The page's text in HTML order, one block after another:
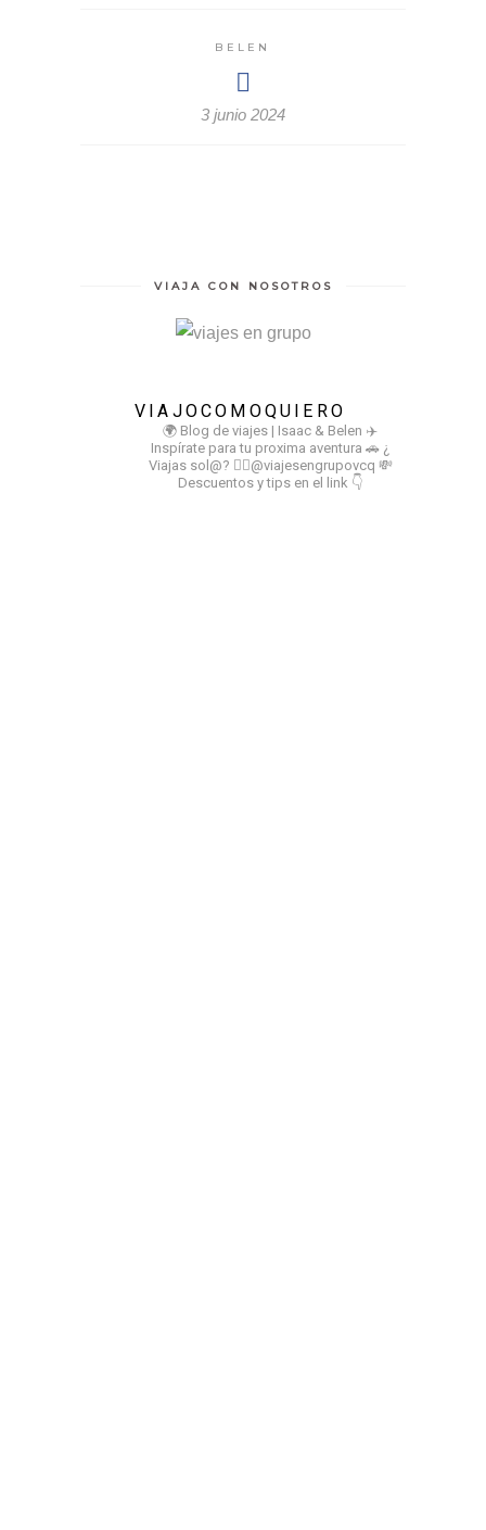
BELEN
3 junio 2024
VIAJA CON NOSOTROS
VIAJOCOMOQUIERO
🌍 Blog de viajes | Isaac & Belen ✈️
Inspírate para tu proxima aventura 🚗 ¿
Viajas sol@? 👉🏻@viajesengrupovcq 💸
Descuentos y tips en el link 👇